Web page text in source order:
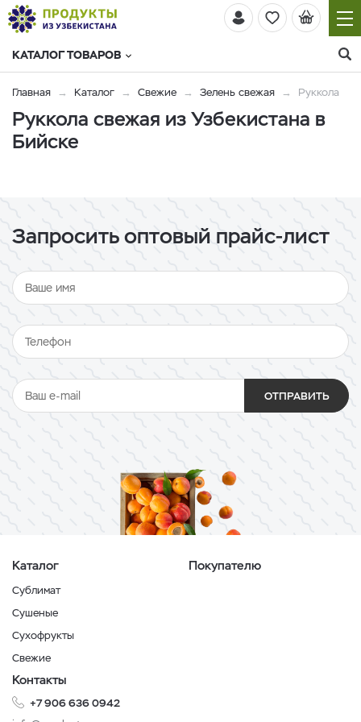
КАТАЛОГ ТОВАРОВ
Главная Каталог Свежие Зелень свежая Руккола
Руккола свежая из Узбекистана в
Бийске
Запросить оптовый прайс-лист
ОТПРАВИТЬ
Каталог
Сублимат
Сушеные
Сухофрукты
Свежие
Покупателю
Контакты
+7 906 636 0942